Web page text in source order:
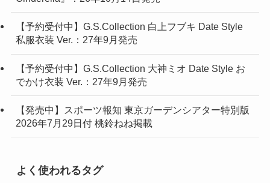
【予約受付中】G.S.Collection 白上フブキ Date Style
私服衣装 Ver.：27年9月発売
【予約受付中】G.S.Collection 大神ミオ Date Style お
でかけ衣装 Ver.：27年9月発売
【発売中】スポーツ報知 東京ガーデンシアター特別版
2026年7月29日付 桃鈴ねね掲載
よく使われるタグ